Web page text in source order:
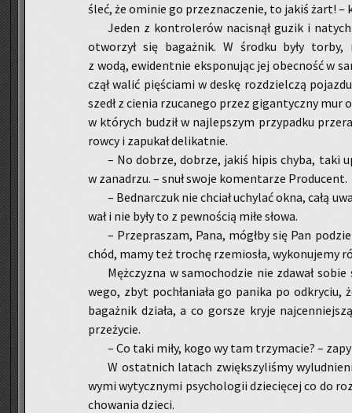
śleć, że omi­nie go prze­zna­cze­nie, to jakiś żart! –
Jeden z kon­tro­le­rów na­ci­snął guzik i
otwo­rzył się ba­gaż­nik. W środ­ku były torby,
z wodą, ewi­dent­nie eks­po­nu­jąc jej obec­ność w
czął walić pię­ścia­mi w deskę roz­dziel­czą
szedł z cie­nia rzu­ca­ne­go przez gi­gan­tycz­ny mur
w któ­rych bu­dził w naj­lep­szym przy­pad­ku
row­cy i za­pu­kał de­li­kat­nie.
– No do­brze, do­brze, jakiś hipis chyba, taki
w za­na­drzu. – snuł swoje ko­men­ta­rze Pro­du­cent.
– Bed­nar­czuk nie chciał uchy­lać okna, całą
wał i nie były to z pew­no­ścią miłe słowa.
– Prze­pra­szam, Pana, mógł­by się Pan
chód, mamy też tro­chę rze­mio­sła, wy­ko­nu­je­my
Męż­czy­zna w sa­mo­cho­dzie nie zda­wał
we­go, zbyt po­chła­nia­ła go pa­ni­ka po od­kry­ciu,
ba­gaż­nik dzia­ła, a co gor­sze kryje
prze­ży­cie.
– Co taki miły, kogo wy tam trzy­ma­cie? –
W ostat­nich la­tach zwięk­szy­li­śmy
wy­mi wy­tycz­ny­mi psy­cho­lo­gii dzie­cię­cej co do
cho­wa­nia dzie­ci.